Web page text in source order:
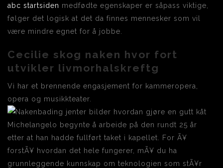
abc startsiden medfødte egenskaper er såpass viktige,
følger det logisk at det da finnes mennesker som vil
være mindre egnet for å jobbe.
Cecilie skog naken hvor fort
utvikler livmorhalskreftg
Vi har et brennende engasjement for kammeropera,
opera og musikkteater.
Michelangelo begynte å arbeide på den rundt 25 år
etter at han hadde fullført taket i kapellet. For Ã¥
forstÃ¥ hvordan det hele fungerer, mÃ¥ du ha
grunnleggende kunnskap om teknologien som stÃ¥r